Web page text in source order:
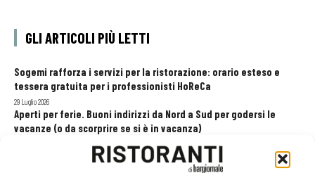
GLI ARTICOLI PIÙ LETTI
Sogemi rafforza i servizi per la ristorazione: orario esteso e
tessera gratuita per i professionisti HoReCa
29 Luglio 2026
Aperti per ferie. Buoni indirizzi da Nord a Sud per godersi le
vacanze (o da scorprire se si è in vacanza)
Recensioni online, Fipe e le associazioni del turismo chiedono